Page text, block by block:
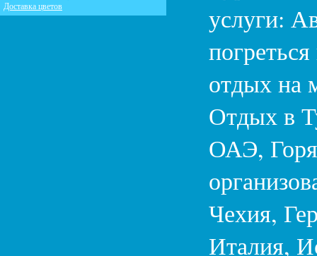
услуги:
отдых на
Отдых в
ОАЭ,
Чехия,
Италия,
Доставка цветов